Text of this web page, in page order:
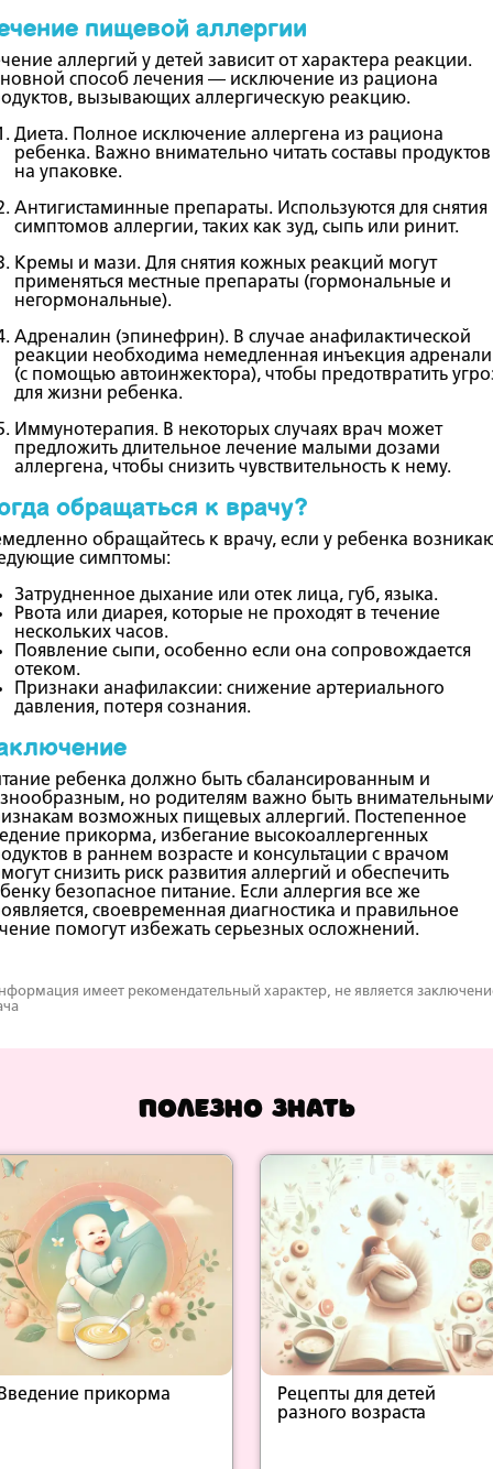
пищевой аллергии
аллергий у детей зависит от характера реакции.
способ лечения — исключение из рациона
вызывающих аллергическую реакцию.
Диета. Полное исключение аллергена из рациона
ребенка. Важно внимательно читать составы продуктов
на упаковке.
Антигистаминные препараты. Используются для снятия
симптомов аллергии, таких как зуд, сыпь или ринит.
Кремы и мази. Для снятия кожных реакций могут
применяться местные препараты (гормональные и
негормональные).
Адреналин (эпинефрин). В случае анафилактической
реакции необходима немедленная инъекция
(с помощью автоинжектора), чтобы предотвратить
для жизни ребенка.
Иммунотерапия. В некоторых случаях врач может
предложить длительное лечение малыми дозами
аллергена, чтобы снизить чувствительность к нему.
обращаться к врачу?
обращайтесь к врачу, если у ребенка
симптомы:
Затрудненное дыхание или отек лица, губ, языка.
Рвота или диарея, которые не проходят в течение
нескольких часов.
Появление сыпи, особенно если она сопровождается
отеком.
Признаки анафилаксии: снижение артериального
давления, потеря сознания.
ребенка должно быть сбалансированным и
но родителям важно быть
возможных пищевых аллергий. Постепенное
прикорма, избегание высокоаллергенных
в раннем возрасте и консультации с врачом
снизить риск развития аллергий и обеспечить
безопасное питание. Если аллергия все же
своевременная диагностика и правильное
помогут избежать серьезных осложнений.
имеет рекомендательный характер, не является
Полезно знать
Введение прикорма
Рецепты для детей
разного возраста